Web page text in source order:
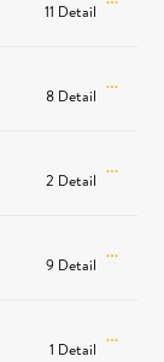
11 Detail
8 Detail
2 Detail
9 Detail
1 Detail